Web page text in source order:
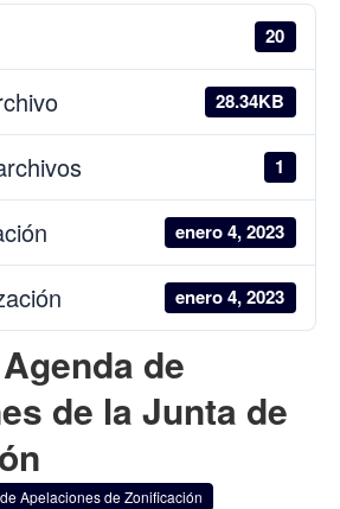
20
28.34KB
1
enero 4, 2023
enero 4, 2023
de
de la Junta de
Apelaciones de Zonificación